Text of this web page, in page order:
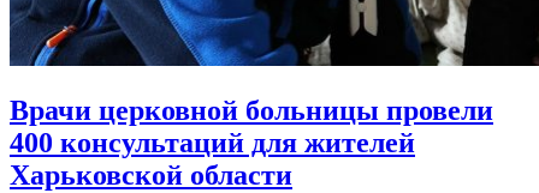
Врачи церковной больницы провели
400 консультаций для жителей
Харьковской области